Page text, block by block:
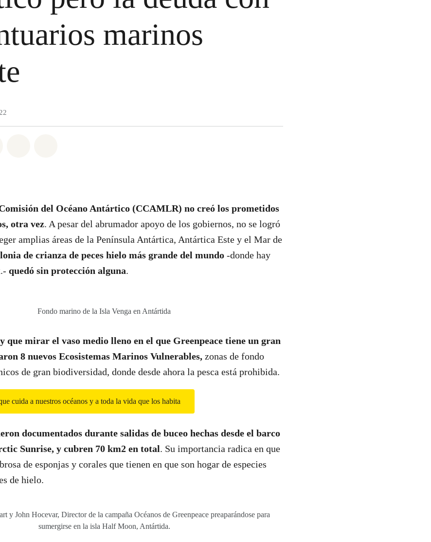
marinos
del Océano Antártico (CCAMLR) no creó los prometidos
otra vez. A pesar del abrumador apoyo de los gobiernos, no se logró
amplias áreas de la Península Antártica, Antártica Este y el Mar de
de crianza de peces hielo más grande del mundo -donde hay
quedó sin protección alguna.
Fondo marino de la Isla Venga en Antártida
que mirar el vaso medio lleno en el que Greenpeace tiene un gran
8 nuevos Ecosistemas Marinos Vulnerables, zonas de fondo
de gran biodiversidad, donde desde ahora la pesca está prohibida.
cuida a nuestros océanos y a toda la vida que los habita
documentados durante salidas de buceo hechas desde el barco
Sunrise, y cubren 70 km2 en total. Su importancia radica en que
de esponjas y corales que tienen en que son hogar de especies
de hielo.
y John Hocevar, Director de la campaña Océanos de Greenpeace preaparándose para
sumergirse en la isla Half Moon, Antártida.